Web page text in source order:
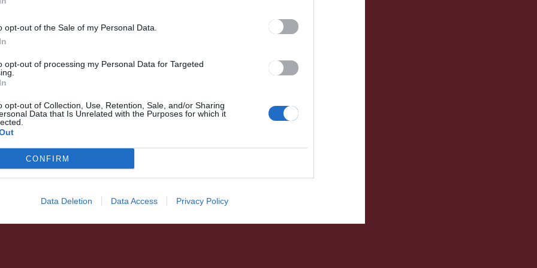
opt-out of the Sale of my Personal Data.
opt-out of processing my Personal Data for Targeted
opt-out of Collection, Use, Retention, Sale, and/or Sharing
Data that Is Unrelated with the Purposes for which it
CONFIRM
Data Deletion Data Access Privacy Policy
Műjégpályát építenének
nem mostanában fog
megvalósulni